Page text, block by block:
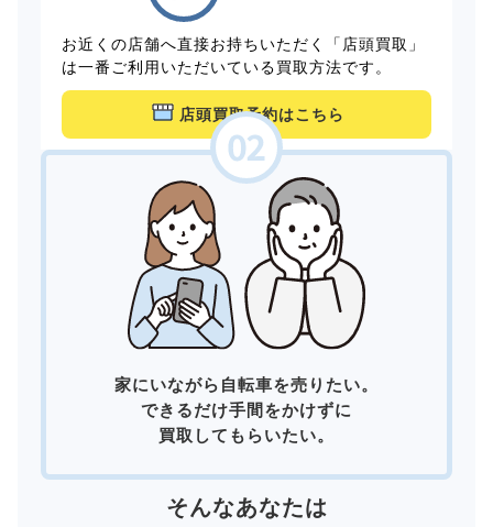
お近くの店舗へ直接お持ちいただく「店頭買取」
は一番ご利用いただいている買取方法です。
店頭買取予約はこちら
家にいながら自転車を売りたい。
できるだけ手間をかけずに
買取してもらいたい。
そんなあなたは